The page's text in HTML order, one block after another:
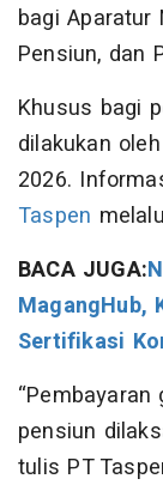
bagi Aparatur
Pensiun, dan
Khusus bagi
dilakukan
2026.
Taspen
BACA JUGA:
MagangHub,
Sertifikasi
pensiun
tulis PT